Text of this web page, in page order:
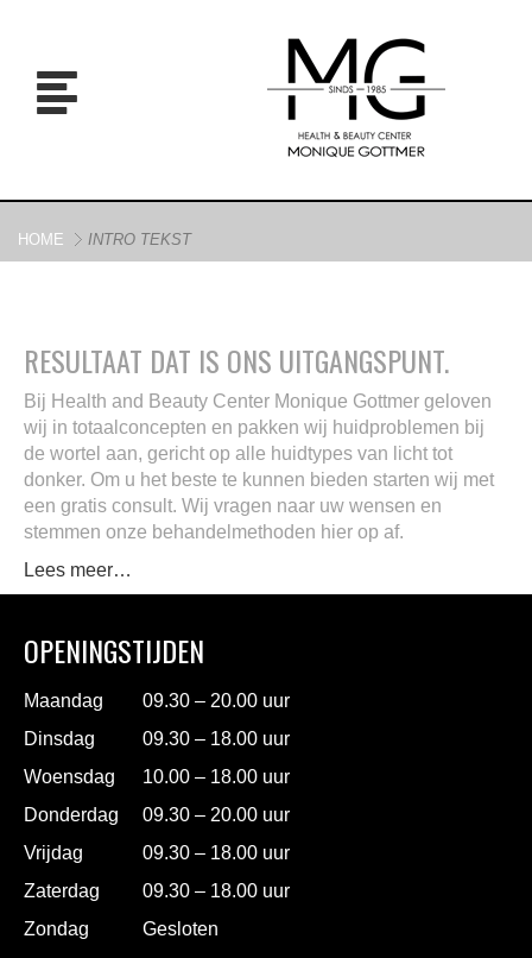
HOME INTRO TEKST
RESULTAAT DAT IS ONS UITGANGSPUNT.
Bij Health and Beauty Center Monique Gottmer geloven
wij in totaalconcepten en pakken wij huidproblemen bij
de wortel aan, gericht op alle huidtypes van licht tot
donker. Om u het beste te kunnen bieden starten wij met
een gratis consult. Wij vragen naar uw wensen en
stemmen onze behandelmethoden hier op af.
Lees meer…
OPENINGSTIJDEN
Maandag
09.30 – 20.00 uur
Dinsdag
09.30 – 18.00 uur
Woensdag
10.00 – 18.00 uur
Donderdag
09.30 – 20.00 uur
Vrijdag
09.30 – 18.00 uur
Zaterdag
09.30 – 18.00 uur
Zondag
Gesloten